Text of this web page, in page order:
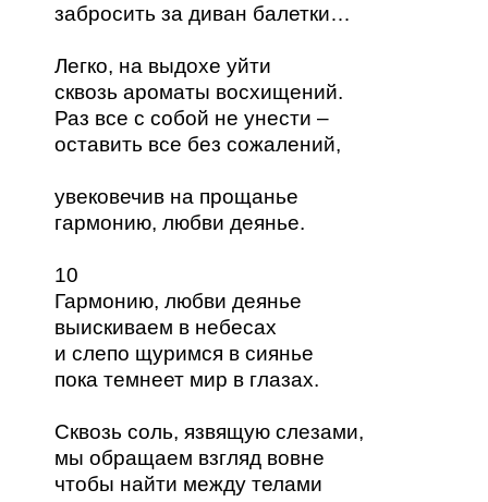
забросить за диван балетки…
Легко, на выдохе уйти
сквозь ароматы восхищений.
Раз все с собой не унести –
оставить все без сожалений,
увековечив на прощанье
гармонию, любви деянье.
10
Гармонию, любви деянье
выискиваем в небесах
и слепо щуримся в сиянье
пока темнеет мир в глазах.
Сквозь соль, язвящую слезами,
мы обращаем взгляд вовне
чтобы найти между телами